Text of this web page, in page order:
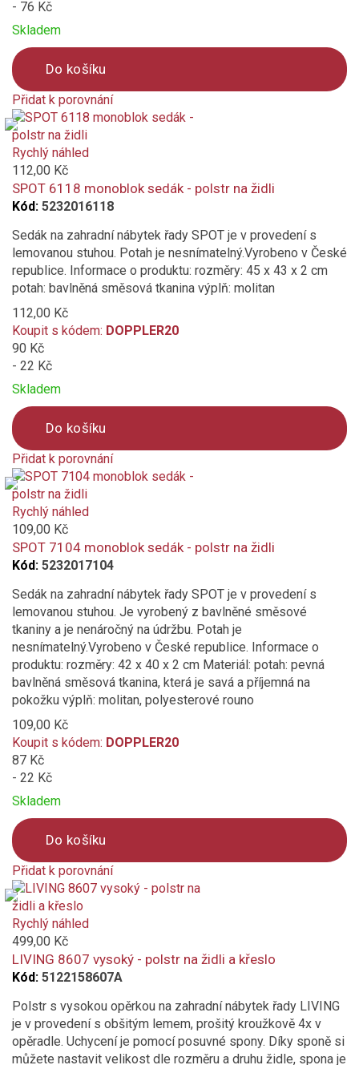
- 76 Kč
Skladem
Do košíku
Přidat k porovnání
Product
is
added
to
compare
Rychlý náhled
112,00 Kč
SPOT 6118 monoblok sedák - polstr na židli
Kód: 5232016118
Sedák na zahradní nábytek řady SPOT je v provedení s
lemovanou stuhou. Potah je nesnímatelný.Vyrobeno v České
republice. Informace o produktu: rozměry: 45 x 43 x 2 cm
potah: bavlněná směsová tkanina výplň: molitan
112,00 Kč
Koupit s kódem: DOPPLER20
90 Kč
- 22 Kč
Skladem
Do košíku
Přidat k porovnání
Product
is
added
to
compare
Rychlý náhled
109,00 Kč
SPOT 7104 monoblok sedák - polstr na židli
Kód: 5232017104
Sedák na zahradní nábytek řady SPOT je v provedení s
lemovanou stuhou. Je vyrobený z bavlněné směsové
tkaniny a je nenáročný na údržbu. Potah je
nesnímatelný.Vyrobeno v České republice. Informace o
produktu: rozměry: 42 x 40 x 2 cm Materiál: potah: pevná
bavlněná směsová tkanina, která je savá a příjemná na
pokožku výplň: molitan, polyesterové rouno
109,00 Kč
Koupit s kódem: DOPPLER20
87 Kč
- 22 Kč
Skladem
Do košíku
Přidat k porovnání
Product
is
added
to
compare
Rychlý náhled
499,00 Kč
LIVING 8607 vysoký - polstr na židli a křeslo
Kód: 5122158607A
Polstr s vysokou opěrkou na zahradní nábytek řady LIVING
je v provedení s obšitým lemem, prošitý kroužkově 4x v
opěradle. Uchycení je pomocí posuvné spony. Díky sponě si
můžete nastavit velikost dle rozměru a druhu židle, spona je